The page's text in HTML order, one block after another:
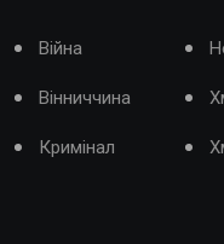
Війна
Вінниччина
Кримінал